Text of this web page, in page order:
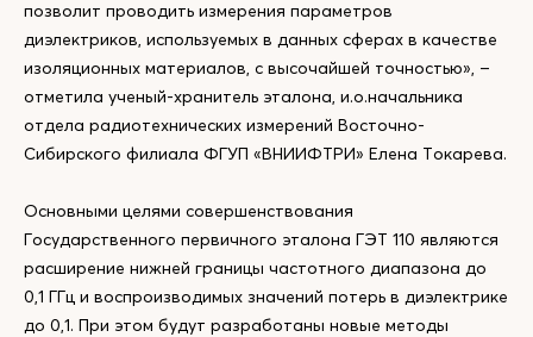
позволит проводить измерения параметров
диэлектриков, используемых в данных сферах в качестве
изоляционных материалов, с высочайшей точностью», –
отметила ученый-хранитель эталона, и.о.начальника
отдела радиотехнических измерений Восточно-
Сибирского филиала ФГУП «ВНИИФТРИ» Елена Токарева.
Основными целями совершенствования
Государственного первичного эталона ГЭТ 110 являются
расширение нижней границы частотного диапазона до
0,1 ГГц и воспроизводимых значений потерь в диэлектрике
до 0,1. При этом будут разработаны новые методы